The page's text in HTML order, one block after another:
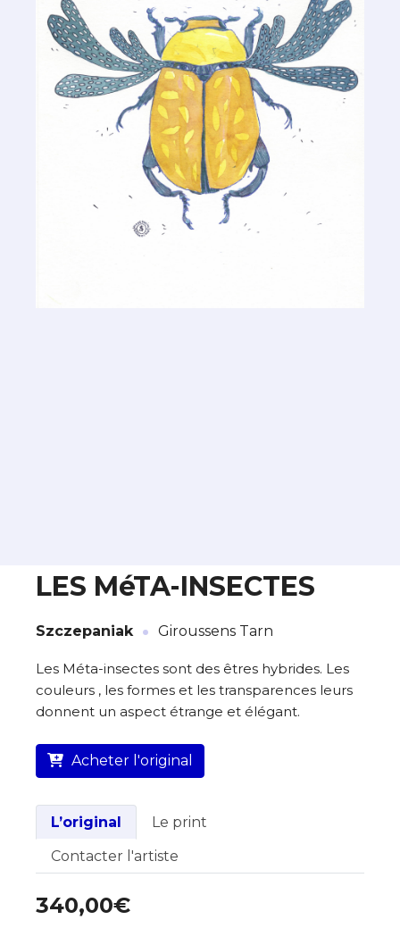
À propos de cette œuvre
L’artiste assume l’entière responsabilité
de cette annonce ainsi que la vente et
la livraison de l’œuvre originale.
Lieu où se trouve l’œuvre originale :
Giroussens Tarn
LES MéTA-INSECTES
Szczepaniak · Giroussens Tarn
Les Méta-insectes sont des êtres hybrides. Les
couleurs , les formes et les transparences leurs
donnent un aspect étrange et élégant.
Acheter l'original
L’original
Le print
Contacter l'artiste
340,00€